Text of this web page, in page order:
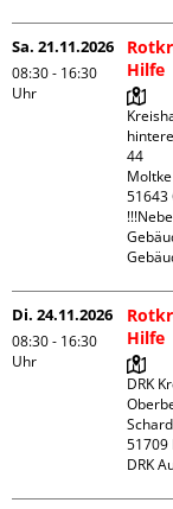
Sa. 21.11.2026
08:30 - 16:30
Uhr
Hilfe
44
51643
Di. 24.11.2026
08:30 - 16:30
Uhr
Hilfe
DRK
51709
DRK